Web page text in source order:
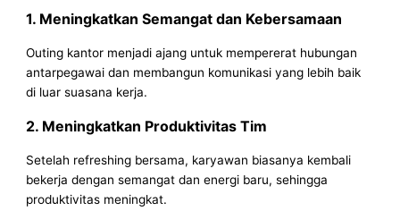
1. Meningkatkan Semangat dan Kebersamaan
Outing kantor menjadi ajang untuk mempererat hubungan
antarpegawai dan membangun komunikasi yang lebih baik
di luar suasana kerja.
2. Meningkatkan Produktivitas Tim
Setelah refreshing bersama, karyawan biasanya kembali
bekerja dengan semangat dan energi baru, sehingga
produktivitas meningkat.